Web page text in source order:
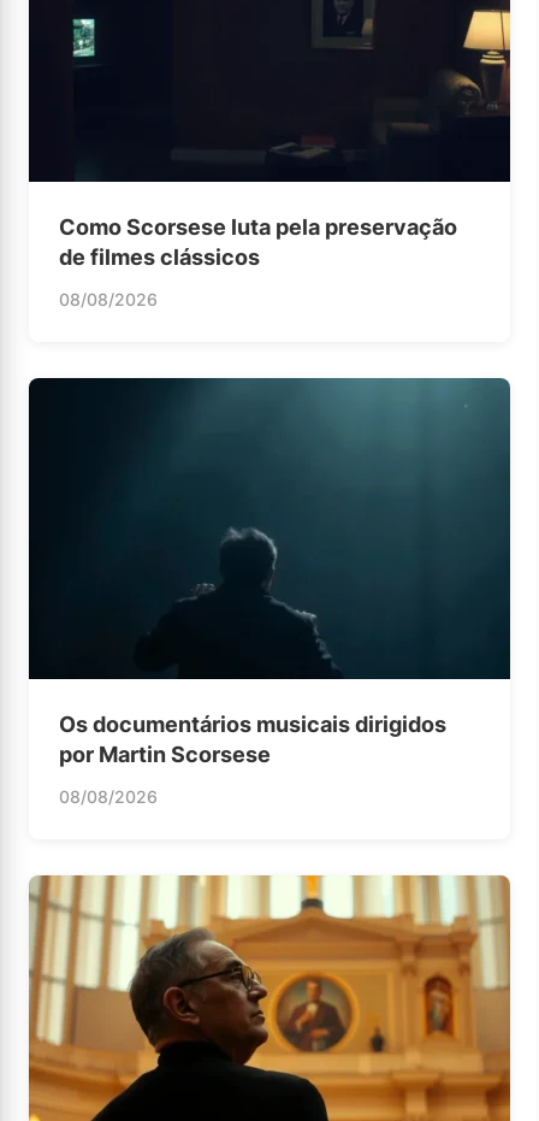
Como Scorsese luta pela preservação
de filmes clássicos
08/08/2026
Os documentários musicais dirigidos
por Martin Scorsese
08/08/2026